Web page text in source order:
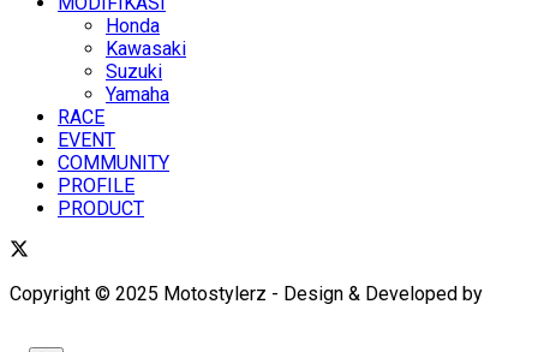
Honda
Kawasaki
Suzuki
Yamaha
RACE
EVENT
COMMUNITY
PROFILE
PRODUCT
Copyright © 2025 Motostylerz - Design & Developed by